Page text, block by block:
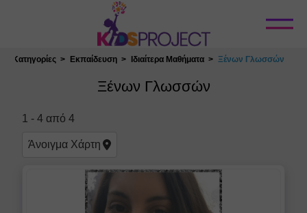
Κλείσιμο
Αγγλικά
Ισπανικά
Κατηγορίες Εκπαίδευση Ιδιαίτερα Μαθήματα Ξένων Γλωσσών
Ξένων Γλωσσών
1 -4 από4
Άνοιγμα Χάρτη